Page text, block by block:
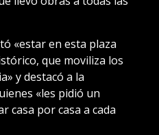
«estar en esta plaza
que moviliza los
y destacó a la
«les pidió un
casa por casa a cada